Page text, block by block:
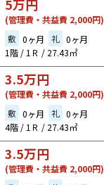
5万円
(管理費・共益費 2,000円)
敷 0ヶ月 礼 0ヶ月
1階 / 1Ｒ / 27.43㎡
3.5万円
(管理費・共益費 2,000円)
敷 0ヶ月 礼 0ヶ月
4階 / 1Ｒ / 27.43㎡
3.5万円
(管理費・共益費 2,000円)